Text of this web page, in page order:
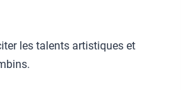
les talents artistiques et